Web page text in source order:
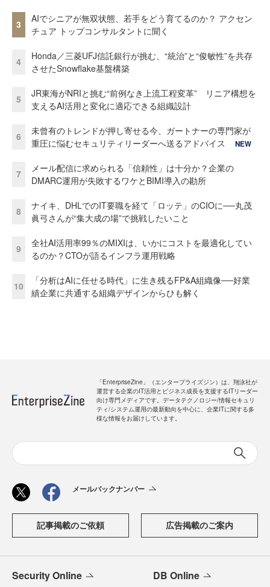
3
AIでシニアが無双状態、若手をどう育てるのか？ アクセン
チュア トップコンサルタントに聞く
4
Honda／三菱UFJ信託銀行が挑む、“統治”と“俊敏性”を共存
させたSnowflake基盤構築
5
JR東海がNRIと挑む“前例なき上流工程変革” リニア構想を
支えるAI活用と変化に適応できる組織設計
6
未曾有のトレンドが押し寄せる今、ガートナーの専門家が
重圧に悩むセキュリティリーダーへ送るアドバイス
NEW
7
メール配信に求められる「信頼性」は十分か？企業の
DMARC運用が失敗するワケとBIMI導入の勘所
8
ナイキ、DHLでのIT要職を経て「ロッテ」のCIOに──丸茂
眞弓さんが“集大成の場”で挑戦したいこと
9
全社AI活用率99％のMIXIは、いかにコストを最適化してい
るのか？CTOが語るインフラ運用戦略
10
「分析はAIに任せる時代」に生き残るFP&A組織像──好業
績企業に共通する組織デザインからひも解く
「EnterpriseZine」（エンタープライズジン）は、翔泳社が
運営する企業のIT活用とビジネス成長を支援するITリーダー
向け専門メディアです。データテクノロジー/情報セキュリ
ティ/システム運用の最新動向を中心に、企業ITに関する多
様な情報をお届けしています。
メールバックナンバー
記事掲載のご依頼 広告掲載のご案内
Security Online DB Online